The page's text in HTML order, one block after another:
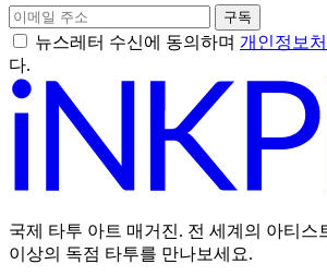
구독
뉴스레터 수신에 동의하며 개인정보
다.
국제 타투 아트 매거진. 전 세계의 아티스
이상의 독점 타투를 만나보세요.